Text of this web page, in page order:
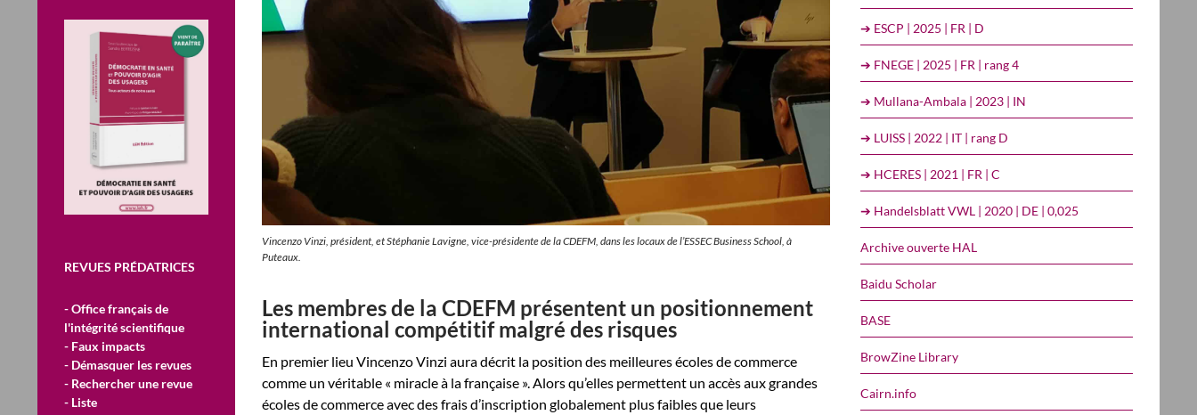
Vincenzo Vinzi, président, et Stéphanie Lavigne, vice-présidente de la CDEFM, dans les locaux de l’ESSEC Business School, à
Puteaux.
Les membres de la CDEFM présentent un positionnement
international compétitif malgré des risques
En premier lieu Vincenzo Vinzi aura décrit la position des meilleures écoles de commerce
comme un véritable « miracle à la française ». Alors qu’elles permettent un accès aux grandes
écoles de commerce avec des frais d’inscription globalement plus faibles que leurs
➔ ESCP | 2025 | FR | D
➔ FNEGE | 2025 | FR | rang 4
➔ Mullana-Ambala | 2023 | IN
➔ LUISS | 2022 | IT | rang D
➔ HCERES | 2021 | FR | C
➔ Handelsblatt VWL | 2020 | DE | 0,025
Archive ouverte HAL
Baidu Scholar
BASE
BrowZine Library
Cairn.info
REVUES PRÉDATRICES
- Office français de
l'intégrité scientifique
- Faux impacts
- Démasquer les revues
- Rechercher une revue
- Liste